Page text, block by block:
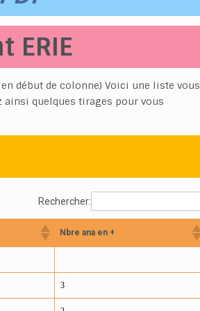
ERIE
début de colonne) Voici une liste vous
ainsi quelques tirages pour vous
Rechercher:
Nbre ana en +
3